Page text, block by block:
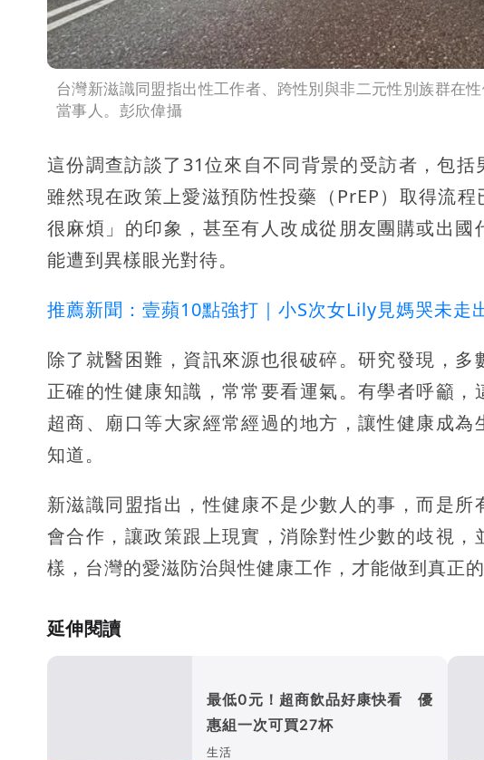
台灣新滋識同盟指出性工作者、跨性別與非二元性別族群在
當事人。彭欣偉攝
這份調查訪談了31位來自不同背景的受訪者，包
雖然現在政策上愛滋預防性投藥（PrEP）取得流
很麻煩」的印象，甚至有人改成從朋友團購或出
能遭到異樣眼光對待。
推薦新聞：壹蘋10點強打｜小S次女Lily見媽哭未
除了就醫困難，資訊來源也很破碎。研究發現，
正確的性健康知識，常常要看運氣。有學者呼籲，
超商、廟口等大家經常經過的地方，讓性健康成
知道。
新滋識同盟指出，性健康不是少數人的事，而是
會合作，讓政策跟上現實，消除對性少數的歧視
樣，台灣的愛滋防治與性健康工作，才能做到真正的
延伸閱讀
最低0元！超商飲品好康快看 優
惠組一次可買27杯
生活